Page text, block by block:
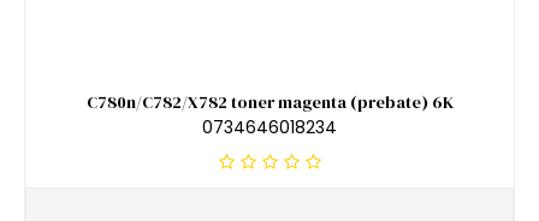
C780n/C782/X782 toner magenta (prebate) 6K
0734646018234